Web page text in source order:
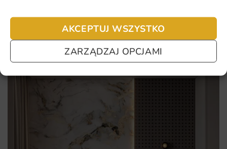
AKCEPTUJ WSZYSTKO
ZARZĄDZAJ OPCJAMI
nie chcesz czekać – sprawdź najczęściej zadawane pytania.